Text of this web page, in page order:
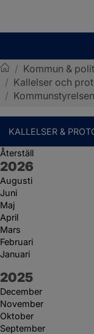
Sotenäs kommun
/ Kommun &
/ Kallelser och
/
KALLELSER &
Återställ
År:
2026
Augusti
Juni
Maj
April
Mars
Februari
Januari
År:
2025
December
November
Oktober
September